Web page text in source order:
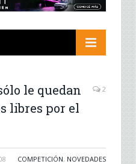
le quedan
libres por el
2
COMPETICIÓN, NOVEDADES